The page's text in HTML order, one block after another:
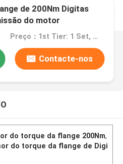
de 200Nm Digitas
do motor
Preço：1st Tier: 1 Set, Unit Price USD 3.00 2nd Tier: 2-5 Sets, Unit Price USD 2.00 3rd Tier: Over 5 Sets, Unit Price USD 1.00
Contacte-nos
do torque da flange 200Nm,
do torque da flange de Digi